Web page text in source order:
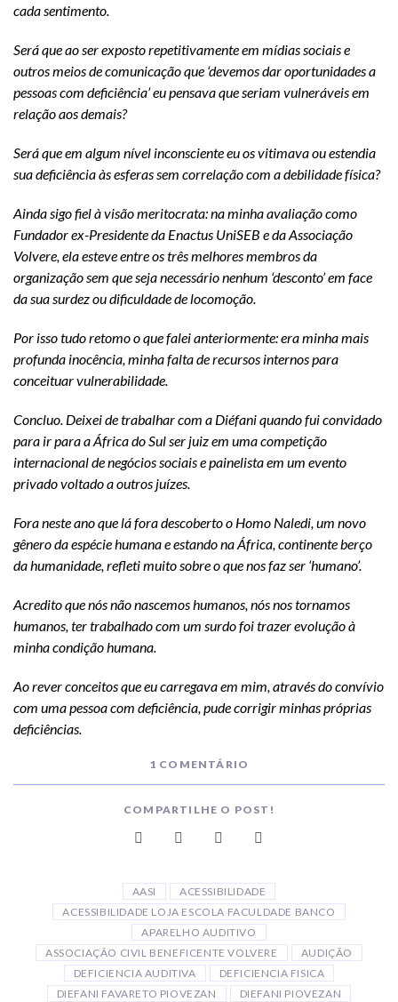
cada sentimento.
Será que ao ser exposto repetitivamente em mídias sociais e
outros meios de comunicação que ‘devemos dar oportunidades a
pessoas com deficiência’ eu pensava que seriam vulneráveis em
relação aos demais?
Será que em algum nível inconsciente eu os vitimava ou estendia
sua deficiência às esferas sem correlação com a debilidade física?
Ainda sigo fiel à visão meritocrata: na minha avaliação como
Fundador ex-Presidente da Enactus UniSEB e da Associação
Volvere, ela esteve entre os três melhores membros da
organização sem que seja necessário nenhum ‘desconto’ em face
da sua surdez ou dificuldade de locomoção.
Por isso tudo retomo o que falei anteriormente: era minha mais
profunda inocência, minha falta de recursos internos para
conceituar vulnerabilidade.
Concluo. Deixei de trabalhar com a Diéfani quando fui convidado
para ir para a África do Sul ser juiz em uma competição
internacional de negócios sociais e painelista em um evento
privado voltado a outros juízes.
Fora neste ano que lá fora descoberto o Homo Naledi, um novo
gênero da espécie humana e estando na África, continente berço
da humanidade, refleti muito sobre o que nos faz ser ‘humano’.
Acredito que nós não nascemos humanos, nós nos tornamos
humanos, ter trabalhado com um surdo foi trazer evolução à
minha condição humana.
Ao rever conceitos que eu carregava em mim, através do convívio
com uma pessoa com deficiência, pude corrigir minhas próprias
deficiências.
1 COMENTÁRIO
COMPARTILHE O POST!
AASI
ACESSIBILIDADE
ACESSIBILIDADE LOJA ESCOLA FACULDADE BANCO
APARELHO AUDITIVO
ASSOCIAÇÃO CIVIL BENEFICENTE VOLVERE
AUDIÇÃO
DEFICIENCIA AUDITIVA
DEFICIENCIA FISICA
DIEFANI FAVARETO PIOVEZAN
DIEFANI PIOVEZAN